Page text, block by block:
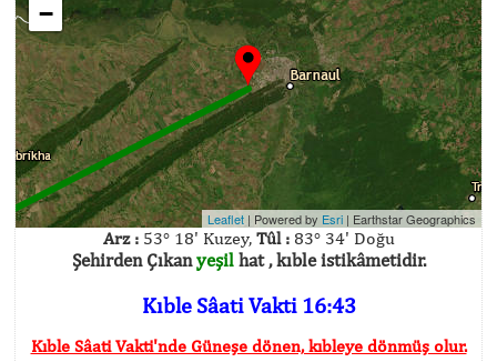
−
Leaflet | Powered by Esri | Earthstar Geographics
Arz :53° 18' Kuzey, Tûl :83° 34' Doğu
Şehirden Çıkanyeşilhat , kıble istikâmetidir.
Kıble Sâati Vakti 16:43
Kıble Sâati Vakti'nde Güneşe dönen, kıbleye dönmüş olur.